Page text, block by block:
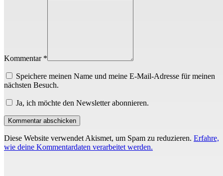
Kommentar *
Speichere meinen Name und meine E-Mail-Adresse für meinen
nächsten Besuch.
Ja, ich möchte den Newsletter abonnieren.
Diese Website verwendet Akismet, um Spam zu reduzieren. Erfahre,
wie deine Kommentardaten verarbeitet werden.